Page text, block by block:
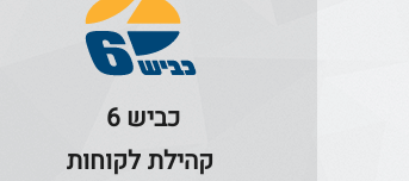
כביש 6
קהילת לקוחות